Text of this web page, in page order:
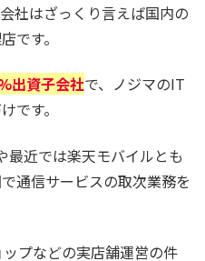
社はざっくり言えば国内の
です。
出資子会社で、ノジマのIT
です。
近では楽天モバイルとも
通信サービスの取次業務を
プなどの実店舗運営の件